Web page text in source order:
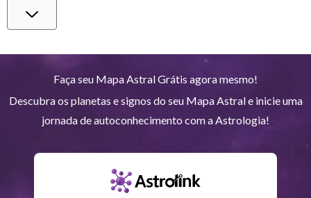
Vênus
Saturno Ari 14° 35
Faça seu Mapa Astral Grátis agora mesmo!
Descubra os planetas e signos do seu Mapa Astral e inicie uma
jornada de autoconhecimento com a Astrologia!